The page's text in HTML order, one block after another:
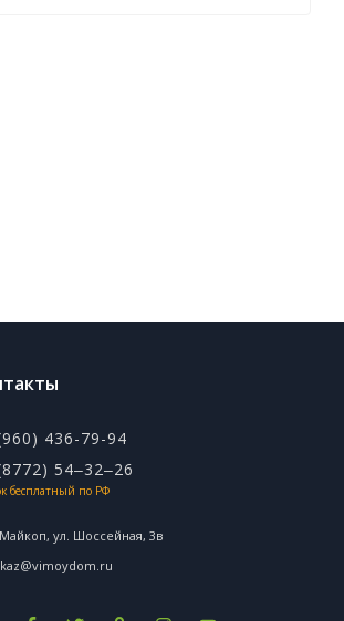
436-79-94
54‒32‒26
бесплатный по РФ
ул. ​Шоссейная, 3в